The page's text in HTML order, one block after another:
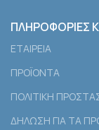
ΠΛΗΡΟΦΟΡΙΕΣ
ΕΤΑΙΡEΙΑ
ΠΡΟΪΟΝΤΑ
ΠΟΛΙΤΙΚΗ
ΔΗΛΩΣΗ ΓΙΑ ΤΑ